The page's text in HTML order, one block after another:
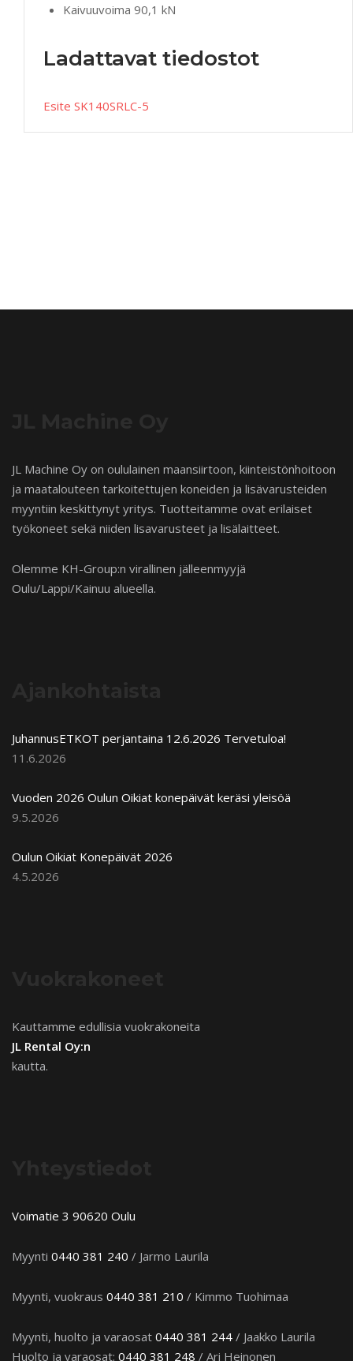
Kaivuuvoima 90,1 kN
Ladattavat tiedostot
Esite SK140SRLC-5
JL Machine Oy on oululainen maansiirtoon, kiinteistönhoitoon
ja maatalouteen tarkoitettujen koneiden ja lisävarusteiden
myyntiin keskittynyt yritys. Tuotteitamme ovat erilaiset
työkoneet sekä niiden lisavarusteet ja lisälaitteet.
Olemme KH-Group:n virallinen jälleenmyyjä
Oulu/Lappi/Kainuu alueella.
JuhannusETKOT perjantaina 12.6.2026 Tervetuloa!
11.6.2026
Vuoden 2026 Oulun Oikiat konepäivät keräsi yleisöä
9.5.2026
Oulun Oikiat Konepäivät 2026
4.5.2026
Kauttamme edullisia vuokrakoneita
JL Rental Oy:n
kautta.
Voimatie 3 90620 Oulu
Myynti 0440 381 240 / Jarmo Laurila
Myynti, vuokraus 0440 381 210 / Kimmo Tuohimaa
Myynti, huolto ja varaosat 0440 381 244 / Jaakko Laurila
Huolto ja varaosat: 0440 381 248 / Ari Heinonen